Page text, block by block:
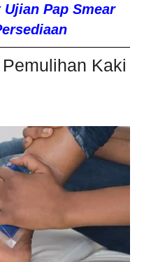
Ujian Pap Smear
Kaki